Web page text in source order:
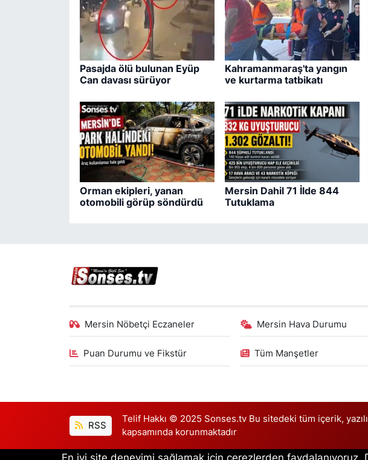
Pasajda ölü bulunan Eyüp
Can davası sürüyor
Kahramanmaraş'ta yangın
ve kurtarma tatbikatı
Orman ekipleri, yanan
otomobili görüp söndürdü
Mersin Dahil 71 İlde 844
Tutuklama
Mersin Nöbetçi Eczaneler Mersin Hava Durumu
Puan Durumu ve Fikstür Tüm Manşetler
RSS
Telif Hakkı © 2025 Sonses.tv Bu sitedeki tüm içerik,
kapsamında korunmaktadır